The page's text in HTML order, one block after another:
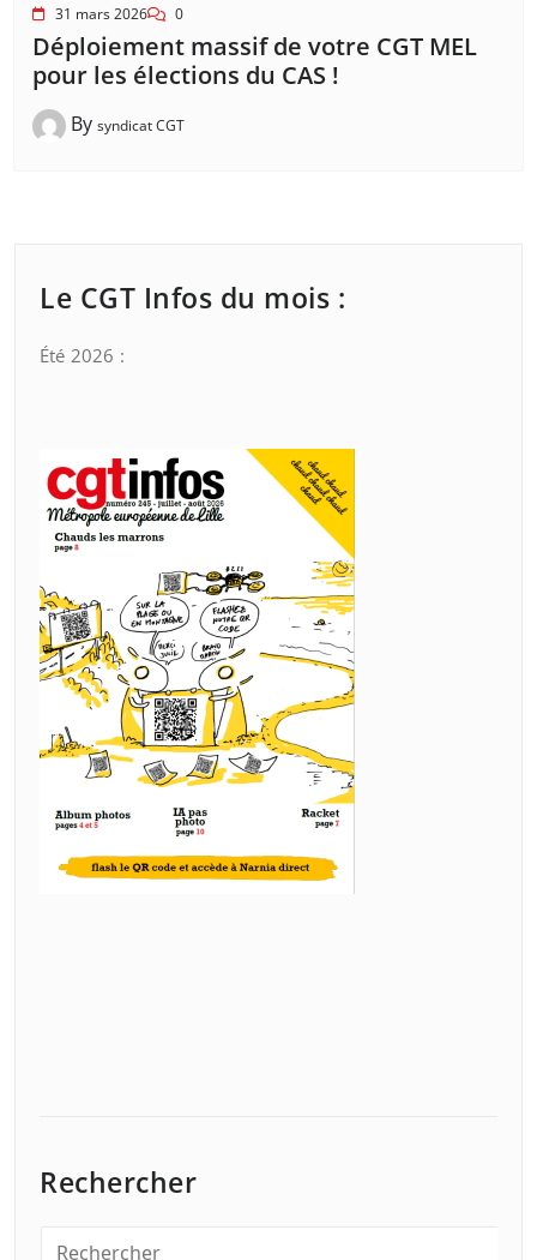
31 mars 2026 0
Déploiement massif de votre CGT MEL
pour les élections du CAS !
By syndicat CGT
Le CGT Infos du mois :
Été 2026 :
Rechercher